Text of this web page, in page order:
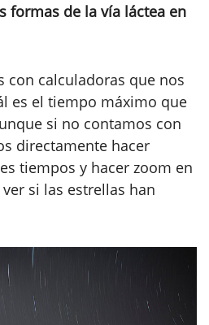
formas de la vía láctea en
con calculadoras que nos
es el tiempo máximo que
si no contamos con
directamente hacer
tiempos y hacer zoom en
si las estrellas han